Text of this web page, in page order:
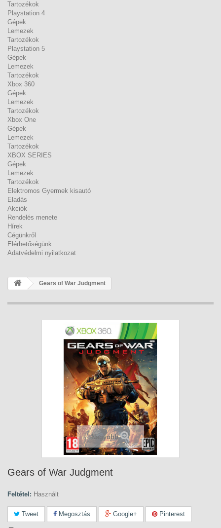
Tartozékok
Playstation 4
Gépek
Lemezek
Tartozékok
Playstation 5
Gépek
Lemezek
Tartozékok
Xbox 360
Gépek
Lemezek
Tartozékok
Xbox One
Gépek
Lemezek
Tartozékok
XBOX SERIES
Gépek
Lemezek
Tartozékok
Elektromos Gyermek kisautó
Eladás
Akciók
Rendelés menete
Hírek
Cégünkről
Elérhetőségünk
Adatvédelmi nyilatkozat
Gears of War Judgment
Nagyobb
Gears of War Judgment
Feltétel: Használt
Tweet Megosztás Google+ Pinterest